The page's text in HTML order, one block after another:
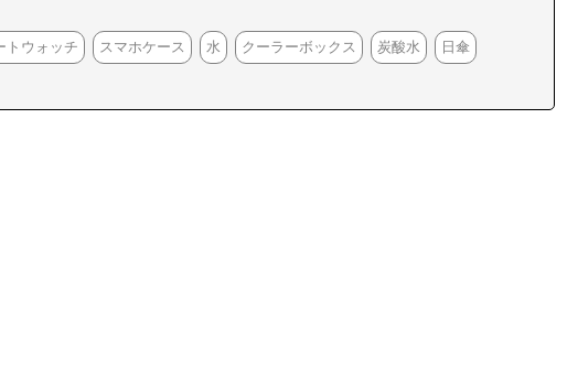
トウォッチ スマホケース 水 クーラーボックス 炭酸水 日傘